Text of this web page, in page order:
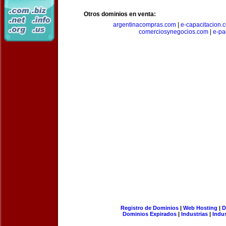
Otros dominios en venta:
argentinacompras.com| e-
comerciosynegocios.com
e-
Registro de Dominios| Web Hosting |
Dominios Expirados | Industrias |